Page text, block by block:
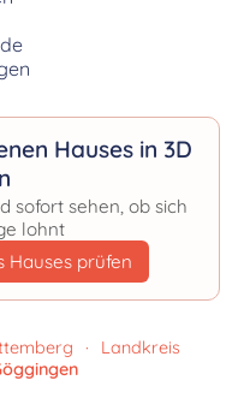
Hauses in 3D
sofort sehen, ob sich
lohnt
Hauses prüfen
·
Landkreis